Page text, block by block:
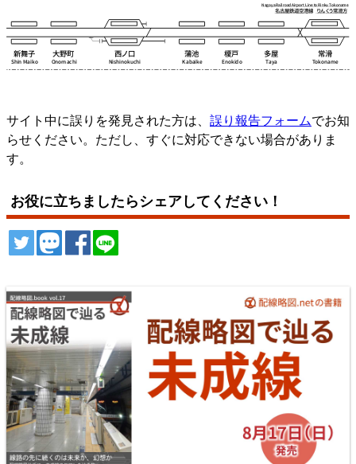
サイト中に誤りを発見された方は、 誤り報告フォームでお知
らせください。ただし、すぐに対応できない場合がありま
す。
お役に立ちましたらシェアしてください！
ツイートトゥート
シェア